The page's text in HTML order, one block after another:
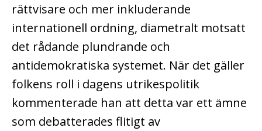
rättvisare och mer inkluderande
internationell ordning, diametralt motsatt
det rådande plundrande och
antidemokratiska systemet. När det gäller
folkens roll i dagens utrikespolitik
kommenterade han att detta var ett ämne
som debatterades flitigt av